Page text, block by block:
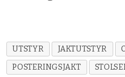
UTSTYR JAKTUTSTYR
POSTERINGSJAKT